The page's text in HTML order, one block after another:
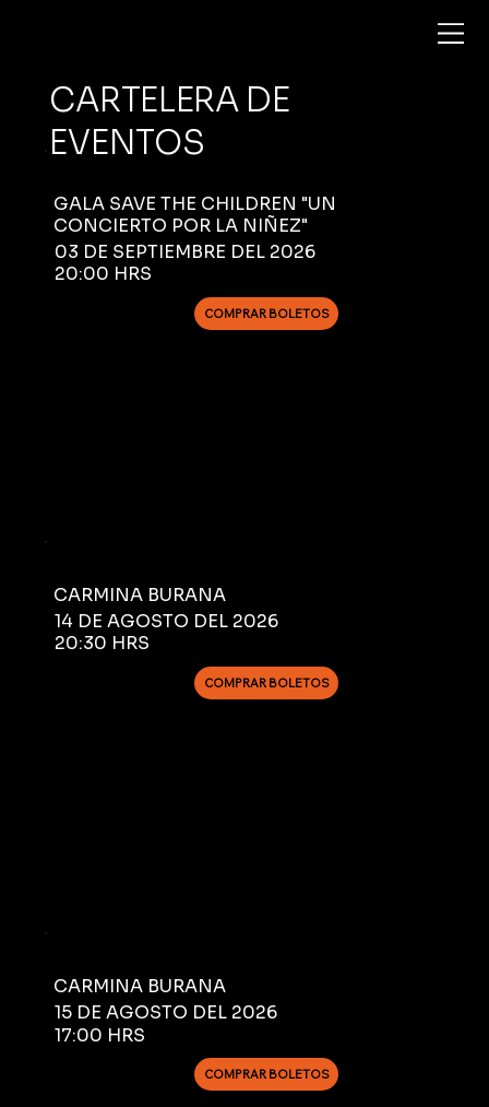
CARTELERA DE
EVENTOS
GALA SAVE THE CHILDREN "UN
CONCIERTO POR LA NIÑEZ"
03 DE SEPTIEMBRE DEL 2026
20:00 HRS
COMPRAR BOLETOS
CARMINA BURANA
14 DE AGOSTO DEL 2026
20:30 HRS
COMPRAR BOLETOS
CARMINA BURANA
15 DE AGOSTO DEL 2026
17:00 HRS
COMPRAR BOLETOS